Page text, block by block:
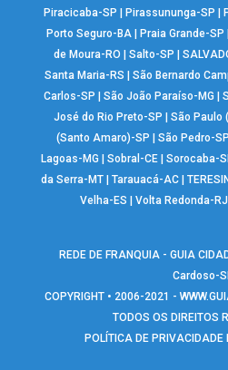
Piracicaba-SP
Pirassununga-SP
Porto Seguro-BA| Praia Grande-SP
de Moura-RO
|Salto-SP |
Santa Maria-RS
São Bernardo
Carlos-SP
São João Paraíso-MG
José do Rio Preto-SP
São Paulo
(Santo Amaro)-SP
São Pedro-SP
Lagoas-MG
|Sobral-CE |Sorocaba-
da Serra-MT| Tarauacá-AC|
Velha-ES
Volta Redonda-RJ
REDE DE FRANQUIA - GUIA
Cardoso-
COPYRIGHT • 2006-2021 -
TODOS OS DIREITOS
POLÍTICA DE PRIVACIDADE